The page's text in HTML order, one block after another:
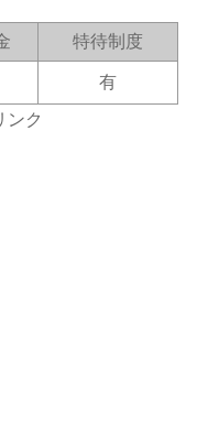
特待制度
有
ンク